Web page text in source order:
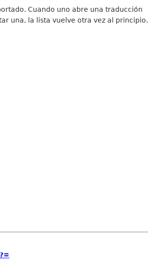
Cuando uno abre una traducción
una, la lista vuelve otra vez al principio.